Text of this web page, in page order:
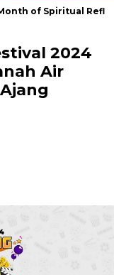
of Spiritual
2024
Air